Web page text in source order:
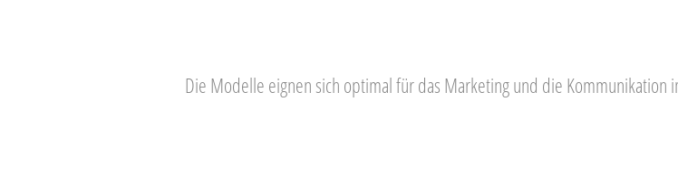
Die Modelle eignen sich optimal für das Marketing und die Kommunikation